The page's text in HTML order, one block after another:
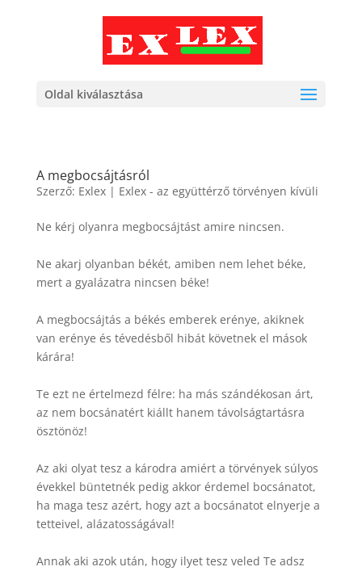
Oldal kiválasztása
A megbocsájtásról
Szerző: Exlex| Exlex - az együttérző törvényen kívüli
Ne kérj olyanra megbocsájtást amire nincsen.
Ne akarj olyanban békét, amiben nem lehet béke,
mert a gyalázatra nincsen béke!
A megbocsájtás a békés emberek erénye, akiknek
van erénye és tévedésből hibát követnek el mások
kárára!
Te ezt ne értelmezd félre: ha más szándékosan árt,
az nem bocsánatért kiállt hanem távolságtartásra
ösztönöz!
Az aki olyat tesz a károdra amiért a törvények súlyos
évekkel büntetnék pedig akkor érdemel bocsánatot,
ha maga tesz azért, hogy azt a bocsánatot elnyerje a
tetteivel, alázatosságával!
Annak aki azok után, hogy ilyet tesz veled Te adsz